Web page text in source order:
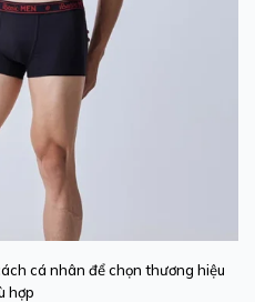
cá nhân để chọn thương hiệu
hợp